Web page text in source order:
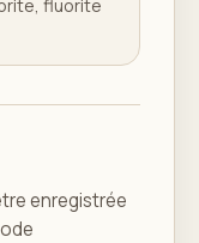
fluorite
enregistrée